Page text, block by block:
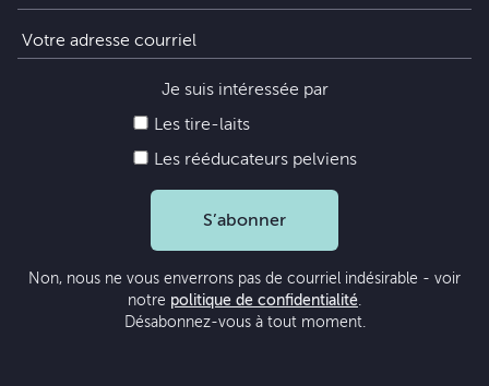
Je suis intéressée par
Les tire-laits
Les rééducateurs pelviens
S’abonner
Non, nous ne vous enverrons pas de courriel indésirable - voir
notre politique de confidentialité.
Désabonnez-vous à tout moment.